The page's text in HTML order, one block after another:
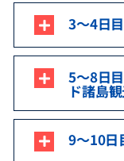
3～4日
5～8日
ド諸島
9～10